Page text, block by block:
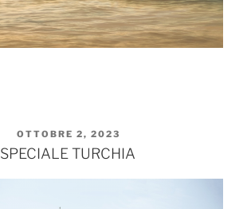
PUBBLICATO
IL
OTTOBRE 2, 2023
SPECIALE TURCHIA